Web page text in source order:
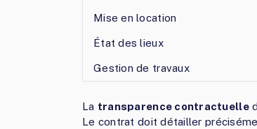
Mise en location
État des lieux
Gestion de travaux
La transparence contractuelle
Le contrat doit détailler